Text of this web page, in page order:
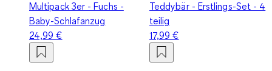
Multipack 3er - Fuchs -
Baby-Schlafanzug
24,99 €
Teddybär - Erstlings-Set - 4
teilig
17,99 €